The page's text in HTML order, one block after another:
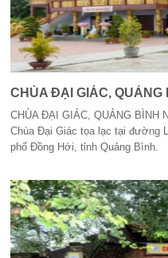
CHÙA ĐẠI GIÁC, QUẢNG
CHÙA ĐẠI GIÁC, QUẢNG BÌNH
Chùa Đại Giác tọa lạc tại đường
phố Đồng Hới, tỉnh Quảng Bình.